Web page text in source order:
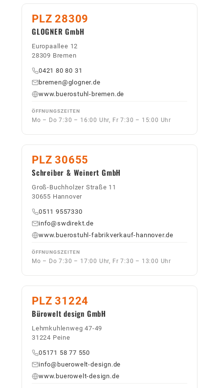
PLZ 28309
GLOGNER GmbH
Europaallee 12
28309 Bremen
0421 80 80 31
bremen@glogner.de
www.buerostuhl-bremen.de
ÖFFNUNGSZEITEN
Mo – Do 7:30 – 16:00 Uhr, Fr 7:30 – 15:00 Uhr
PLZ 30655
Schreiber & Weinert GmbH
Groß-Buchholzer Straße 11
30655 Hannover
0511 9557330
info@swdirekt.de
www.buerostuhl-fabrikverkauf-hannover.de
ÖFFNUNGSZEITEN
Mo – Do 7:30 – 17:00 Uhr, Fr 7:30 – 13:00 Uhr
PLZ 31224
Bürowelt design GmbH
Lehmkuhlenweg 47-49
31224 Peine
05171 58 77 550
info@buerowelt-design.de
www.buerowelt-design.de